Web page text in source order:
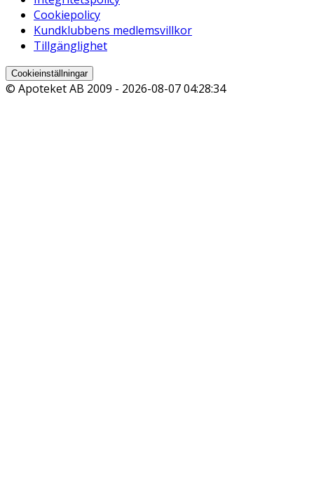
Cookiepolicy
Kundklubbens medlemsvillkor
Tillgänglighet
Cookieinställningar
© Apoteket AB 2009 - 2026-08-07 04:28:34